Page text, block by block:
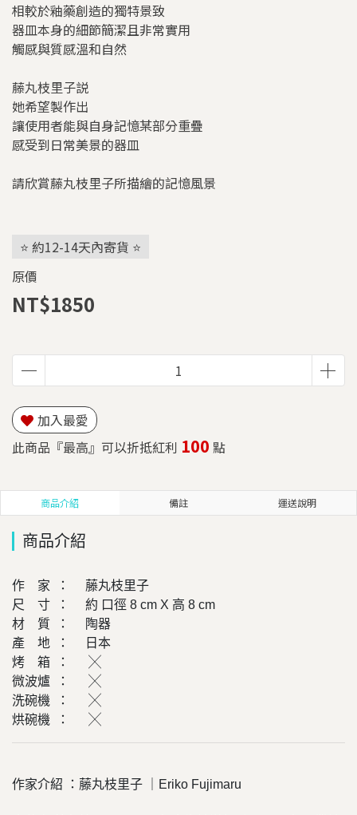
相較於釉藥創造的獨特景致
器皿本身的細節簡潔且非常實用
觸感與質感溫和自然
藤丸枝里子説
她希望製作出
讓使用者能與自身記憶某部分重疊
感受到日常美景的器皿
請欣賞藤丸枝里子所描繪的記憶風景
⭐ 約12-14天內寄貨 ⭐
原價
NT$1850
加入最愛
此商品『最高』可以折抵紅利 100 點
商品介紹 備註 運送說明
商品介紹
作 家 ： 藤丸枝里子
尺 寸 ： 約 口徑 8 cm X 高 8 cm
材 質 ： 陶器
產 地 ： 日本
烤 箱 ： ╳
微波爐 ： ╳
洗碗機 ： ╳
烘碗機 ： ╳
作家介紹 ：藤丸枝里子 ｜Eriko Fujimaru